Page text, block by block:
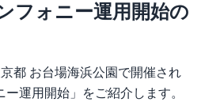
フォニー運用開始の
都 お台場海浜公園で開催され
運用開始」をご紹介します。